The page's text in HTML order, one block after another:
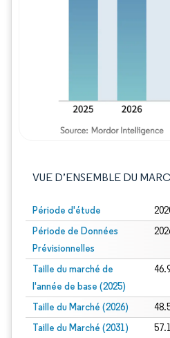
VUE D’ENSEMBLE DU
Période d'étude
Période de Données
Prévisionnelles
Taille du marché de
l'année de base (2025)
Taille du Marché (2026)
Taille du Marché (2031)